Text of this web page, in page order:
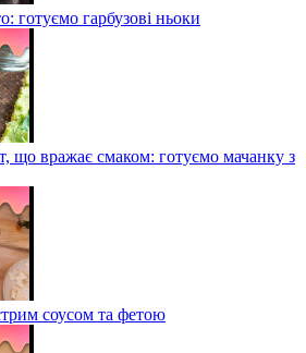
готуємо гарбузові ньоки
що вражає смаком: готуємо мачанку з
соусом та фетою